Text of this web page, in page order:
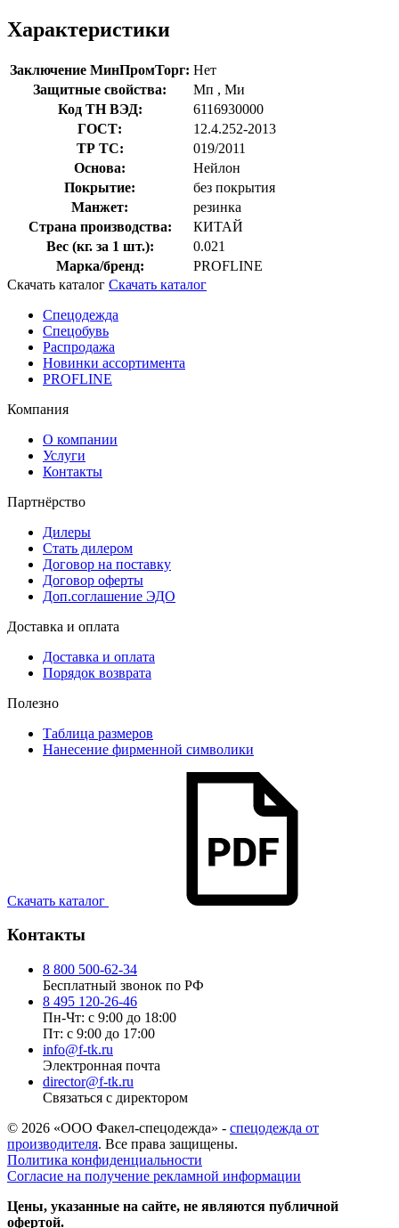
Характеристики
Заключение МинПромТорг: Нет
Защитные свойства:
Мп , Ми
Код ТН ВЭД:
6116930000
ГОСТ:
12.4.252-2013
ТР ТС:
019/2011
Основа:
Нейлон
Покрытие:
без покрытия
Манжет:
резинка
Страна производства:
КИТАЙ
Вес (кг. за 1 шт.):
0.021
Марка/бренд:
PROFLINE
Скачать каталог Скачать каталог
Спецодежда
Спецобувь
Распродажа
Новинки ассортимента
PROFLINE
Компания
О компании
Услуги
Контакты
Партнёрство
Дилеры
Стать дилером
Договор на поставку
Договор оферты
Доп.соглашение ЭДО
Доставка и оплата
Доставка и оплата
Порядок возврата
Полезно
Таблица размеров
Нанесение фирменной символики
Скачать каталог
Контакты
8 800 500-62-34
Бесплатный звонок по РФ
8 495 120-26-46
Пн-Чт: с 9:00 до 18:00
Пт: с 9:00 до 17:00
info@f-tk.ru
Электронная почта
director@f-tk.ru
Связаться с директором
© 2026 «ООО Факел-спецодежда» - спецодежда от
производителя. Все права защищены.
Политика конфиденциальности
Согласие на получение рекламной информации
Цены, указанные на сайте, не являются публичной
офертой.